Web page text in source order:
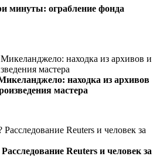
минуты: ограбление фонда
находка из архивов
мастера
Reuters и человек за